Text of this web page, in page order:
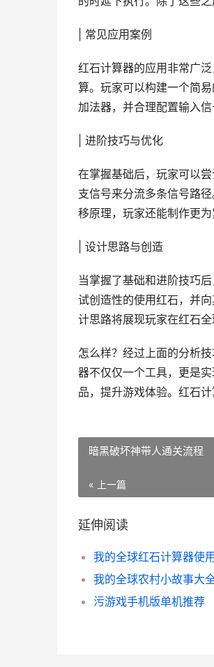
| 常见应用案例
红石计算器的应用非常广
算。玩家可以构建一个简
加法器，并合理配置输入
| 进阶技巧与优化
在掌握基础后，玩家可以
支信号来分流多条信号路
移原理，玩家还能制作更
| 设计思路与创造
当掌握了基础和进阶技巧
试创造性的使用红石，并
计思路将展现玩家在红石全
怎么样？经过上面的分析
器不仅仅一个工具，更是
品，提升游戏体验。红石
暗黑破坏神带人通关流程
« 上一篇
延伸阅读
我的全球红石计算器使
我的全球农村小故事大
污游戏手机版单机推荐